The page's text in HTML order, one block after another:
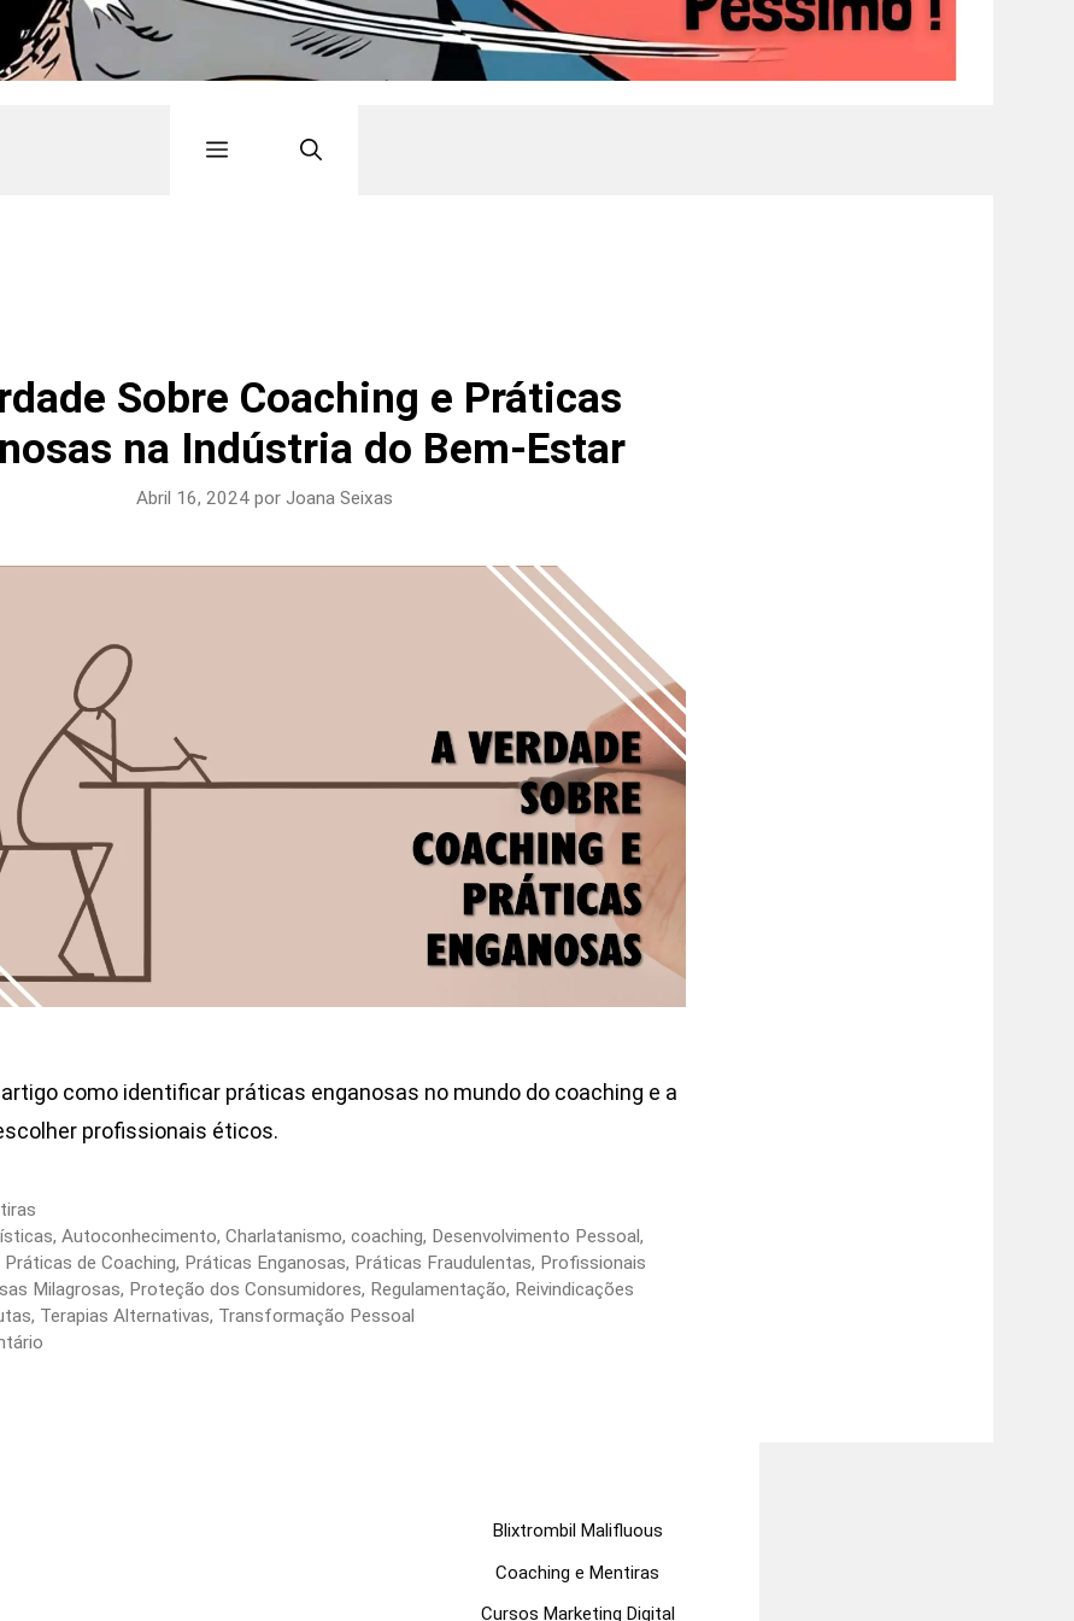
Sobre Coaching e Práticas
na Indústria do Bem-Estar
Abril 16, 2024 por Joana Seixas
como identificar práticas enganosas no mundo do coaching e a
profissionais éticos.
,Autoconhecimento,Charlatanismo,coaching, Desenvolvimento Pessoal,
Práticas de Coaching, Práticas Enganosas, Práticas Fraudulentas, Profissionais
Milagrosas, Proteção dos Consumidores, Regulamentação, Reivindicações
, Terapias Alternativas, Transformação Pessoal
Blixtrombil Malifluous
Coaching e Mentiras
Cursos Marketing Digital